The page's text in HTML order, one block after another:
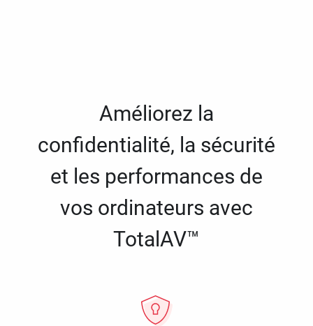
Améliorez la
confidentialité, la sécurité
et les performances de
vos ordinateurs avec
TotalAV™